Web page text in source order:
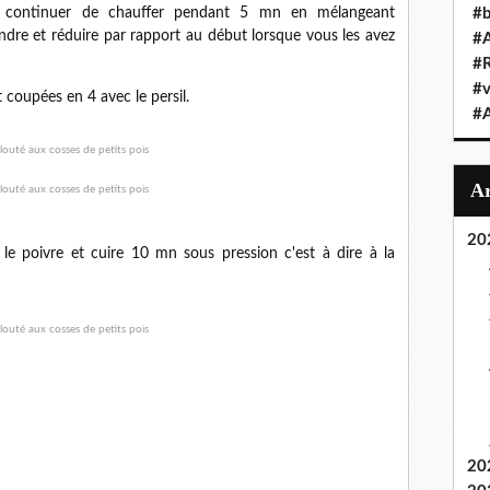
de chauffer pendant 5 mn en mélangeant
et réduire par rapport au début lorsque vous les avez
en 4 avec le persil.
poivre et cuire 10 mn sous pression c'est à dire à la